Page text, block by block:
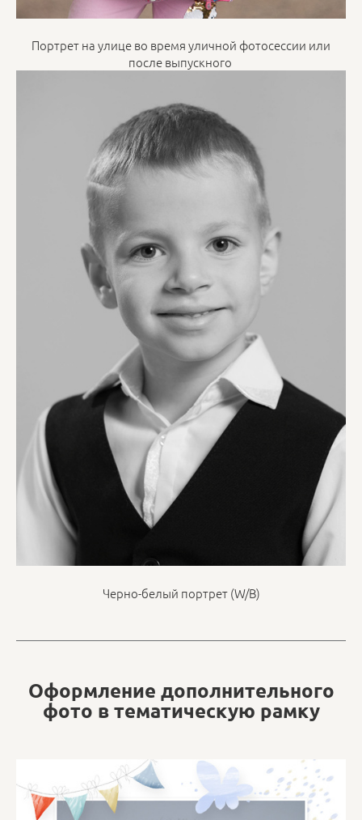
Портрет на улице во время уличной фотосессии или
после выпускного
Черно-белый портрет (W/B)
Оформление дополнительного
фото в тематическую рамку